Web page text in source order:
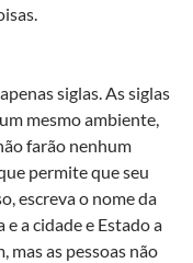
siglas. As siglas
mesmo ambiente,
farão nenhum
permite que seu
escreva o nome da
a cidade e Estado a
mas as pessoas não